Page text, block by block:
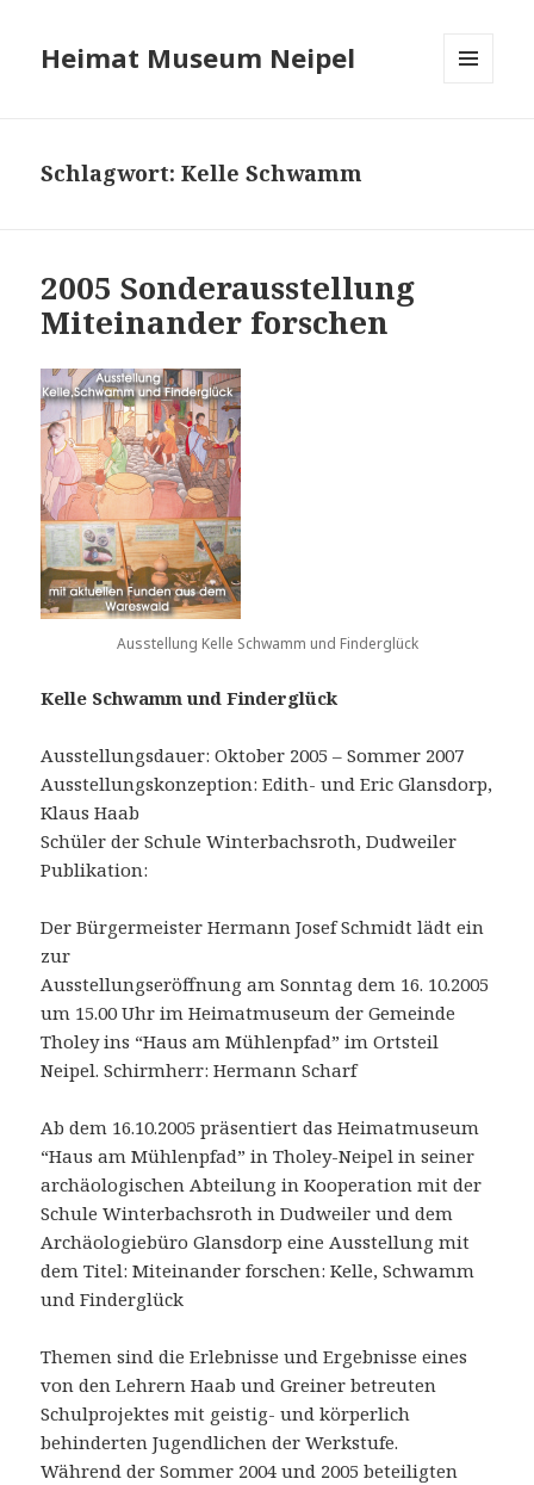
Heimat Museum Neipel
Schlagwort:Kelle Schwamm
2005 Sonderausstellung
Miteinander forschen
Ausstellung Kelle Schwamm und Finderglück
Kelle Schwamm und Finderglück
Ausstellungsdauer: Oktober 2005 – Sommer 2007
Ausstellungskonzeption: Edith- und Eric Glansdorp,
Klaus Haab
Schüler der Schule Winterbachsroth, Dudweiler
Publikation:
Der Bürgermeister Hermann Josef Schmidt lädt ein
zur
Ausstellungseröffnung am Sonntag dem 16. 10.2005
um 15.00 Uhr im Heimatmuseum der Gemeinde
Tholey ins “Haus am Mühlenpfad” im Ortsteil
Neipel. Schirmherr: Hermann Scharf
Ab dem 16.10.2005 präsentiert das Heimatmuseum
“Haus am Mühlenpfad” in Tholey-Neipel in seiner
archäologischen Abteilung in Kooperation mit der
Schule Winterbachsroth in Dudweiler und dem
Archäologiebüro Glansdorp eine Ausstellung mit
dem Titel: Miteinander forschen: Kelle, Schwamm
und Finderglück
Themen sind die Erlebnisse und Ergebnisse eines
von den Lehrern Haab und Greiner betreuten
Schulprojektes mit geistig- und körperlich
behinderten Jugendlichen der Werkstufe.
Während der Sommer 2004 und 2005 beteiligten